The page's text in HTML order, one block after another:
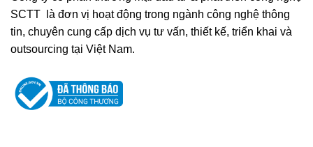
SCTT là đơn vị hoạt động trong ngành công nghệ thông
tin, chuyên cung cấp dịch vụ tư vấn, thiết kế, triển khai và
outsourcing tại Việt Nam.